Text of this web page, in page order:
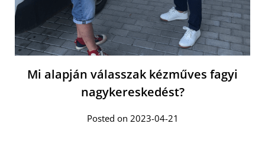
Mi alapján válasszak kézműves fagyi
nagykereskedést?
Posted on 2023-04-21